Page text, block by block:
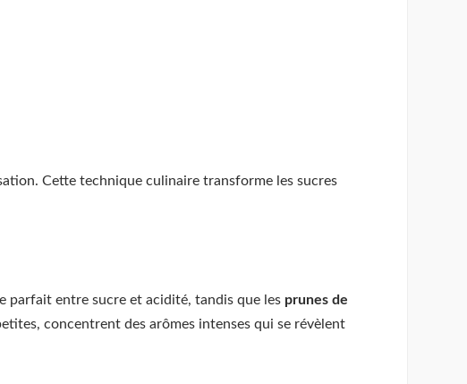
Cette technique culinaire transforme les sucres
parfait entre sucre et acidité, tandis que les prunes de
concentrent des arômes intenses qui se révèlent